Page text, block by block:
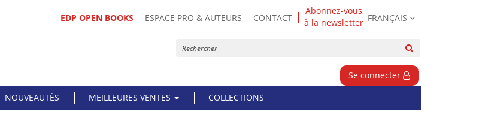
EDP OPEN BOOKS ESPACE PRO & AUTEURS CONTACT
Abonnez-vous
à la newsletter FRANÇAIS
Se connecter
NOUVEAUTÉS MEILLEURES VENTES COLLECTIONS